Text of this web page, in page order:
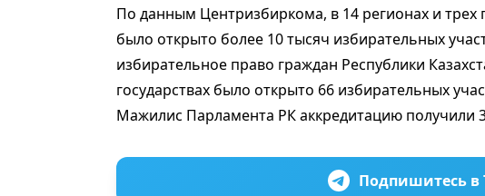
По данным Центризбиркома, в 14 регионах и трех
было открыто более 10 тысяч избирательных
избирательное право граждан Республики
государствах было открыто 66 избирательных
Мажилис Парламента РК аккредитацию получили
Подпишитесь в